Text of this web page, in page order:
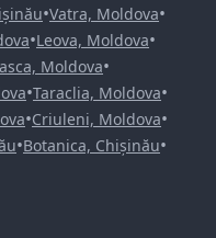
•Vatra, Moldova•
•Leova, Moldova•
Moldova•
•Taraclia, Moldova•
•Criuleni, Moldova•
•Botanica, Chișinău•